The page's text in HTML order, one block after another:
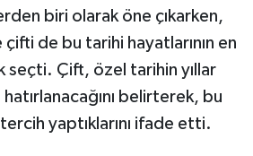
biri olarak öne çıkarken,
de bu tarihi hayatlarının en
seçti. Çift, özel tarihin yıllar
belirterek, bu
yaptıklarını ifade etti.